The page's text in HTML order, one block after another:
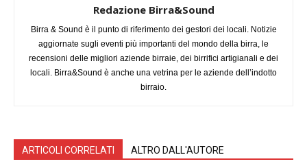
Redazione Birra&Sound
Birra & Sound è il punto di riferimento dei gestori dei locali. Notizie
aggiornate sugli eventi più importanti del mondo della birra, le
recensioni delle migliori aziende birraie, dei birrifici artigianali e dei
locali. Birra&Sound è anche una vetrina per le aziende dell’indotto
birraio.
ARTICOLI CORRELATI ALTRO DALL'AUTORE